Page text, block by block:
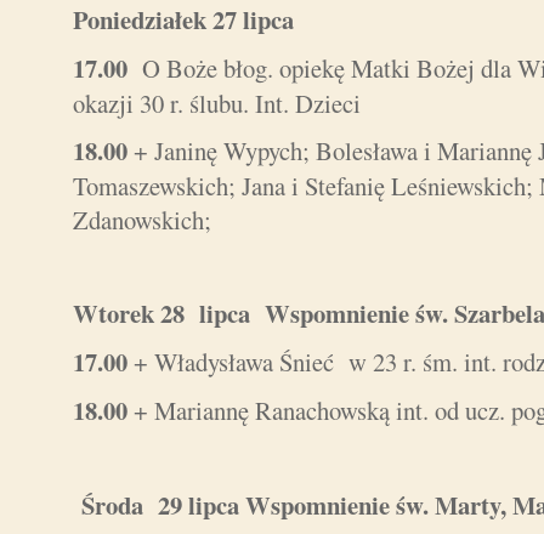
Poniedziałek 27 lipca
17.00 O Boże błog. opiekę Matki Bożej dla
okazji 30 r. ślubu. Int. Dzieci
18.00+ Janinę Wypych; Bolesława i
Tomaszewskich; Jana i Stefanię Leśniewskich;
Zdanowskich;
Wtorek 28 lipca Wspomnienie św.
17.00+ Władysława Śnieć w 23 r. śm. int.
18.00+ Mariannę Ranachowską int. od ucz.
Środa 29 lipca Wspomnienie św. Marty,